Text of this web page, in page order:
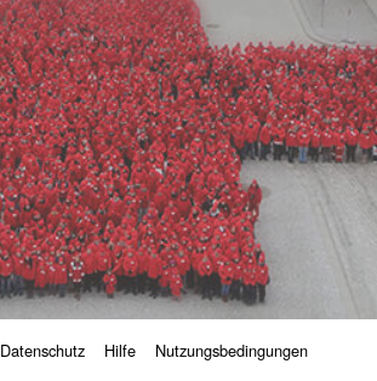
Datenschutz Hilfe Nutzungsbedingungen